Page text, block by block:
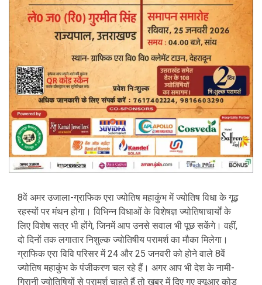
8वें अमर उजाला-ग्राफिक एरा ज्योतिष महाकुंभ में ज्योतिष विधा के गूढ़
रहस्यों पर मंथन होगा। विभिन्न विधाओं के विशेषज्ञ ज्योतिषाचार्यों के
लिए विशेष सत्र भी होंगे, जिनमें आप उनसे सवाल भी पूछ सकेंगे। वहीं,
दो दिनों तक लगातार निशुल्क ज्योतिषीय परामर्श का मौका मिलेगा।
ग्राफिक एरा विवि परिसर में 24 और 25 जनवरी को होने वाले 8वें
ज्योतिष महाकुंभ के पंजीकरण चल रहे हैं। अगर आप भी देश के नामी-
गिरानी ज्योतिषियों से परामर्श चाहते हैं तो खबर में दिए गए क्यूआर कोड